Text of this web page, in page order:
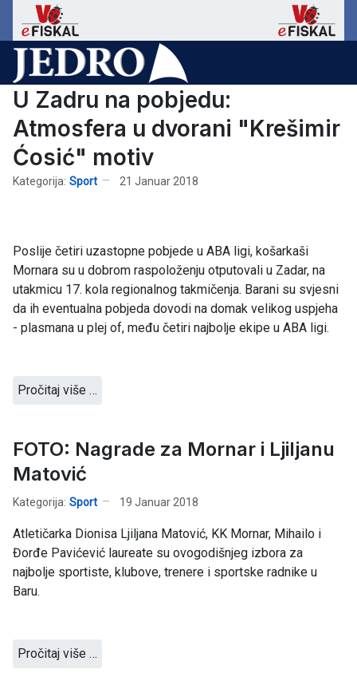
U Zadru na pobjedu:
Atmosfera u dvorani "Krešimir
Ćosić" motiv
Kategorija: Sport 21 Januar 2018
Poslije četiri uzastopne pobjede u ABA ligi, košarkaši
Mornara su u dobrom raspoloženju otputovali u Zadar, na
utakmicu 17. kola regionalnog takmičenja. Barani su svjesni
da ih eventualna pobjeda dovodi na domak velikog uspjeha
- plasmana u plej of, među četiri najbolje ekipe u ABA ligi.
Pročitaj više …
FOTO: Nagrade za Mornar i Ljiljanu
Matović
Kategorija: Sport 19 Januar 2018
Atletičarka Dionisa Ljiljana Matović, KK Mornar, Mihailo i
Đorđe Pavićević laureate su ovogodišnjeg izbora za
najbolje sportiste, klubove, trenere i sportske radnike u
Baru.
Pročitaj više …